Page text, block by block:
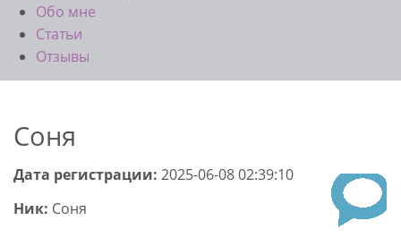
Обо мне
Статьи
Отзывы
Соня
Дата регистрации: 2025-06-08 02:39:10
Ник: Соня